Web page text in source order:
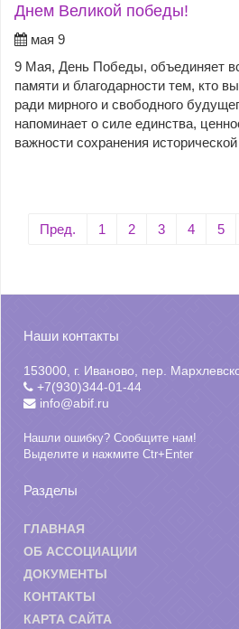
Днем Великой победы!
мая 9
9 Мая, День Победы, объединяет
памяти и благодарности тем, кто
ради мирного и свободного
напоминает о силе единства,
важности сохранения
Пред. 1 2 3 4 5
Наши контакты
153000, г. Иваново, пер.
+7(930)344-01-44
info@abif.ru
Нашли ошибку? Сообщите нам!
Выделите и нажмите Ctr+Enter
Разделы
ГЛАВНАЯ
ОБ АССОЦИАЦИИ
ДОКУМЕНТЫ
КОНТАКТЫ
КАРТА САЙТА